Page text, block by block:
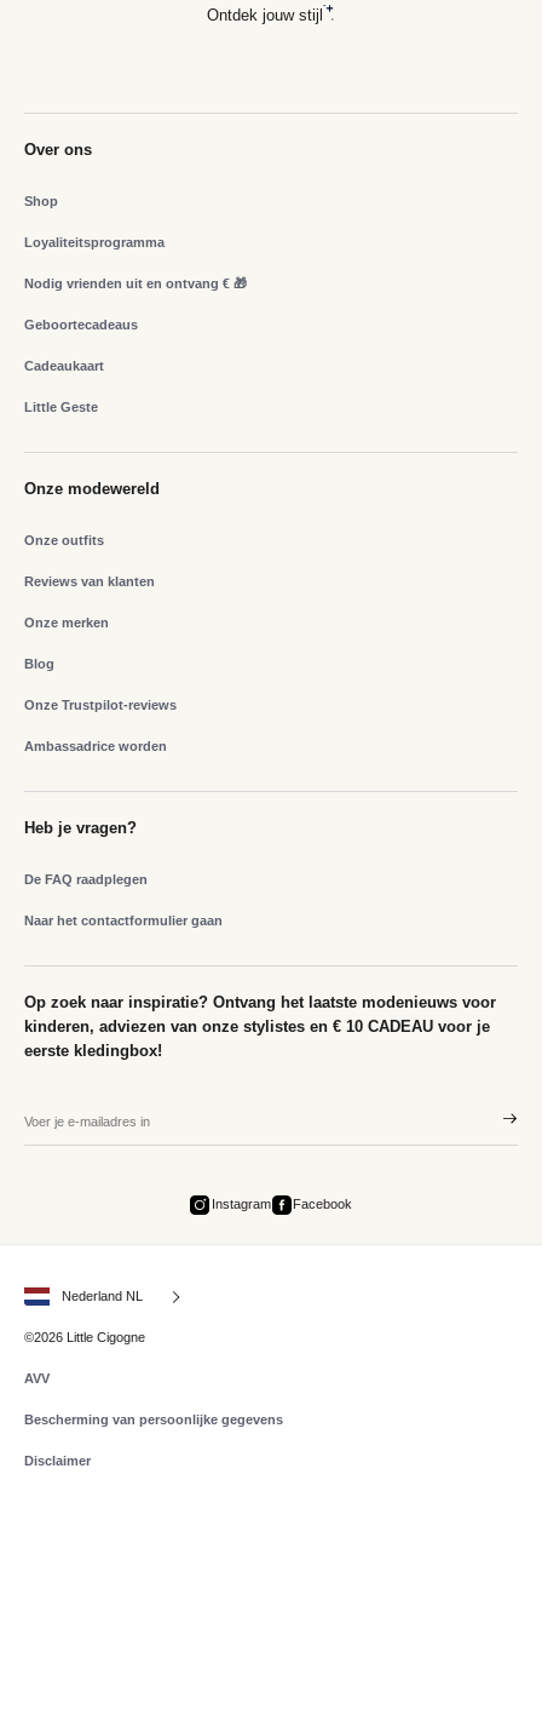
Ontdek jouw stijl
Over ons
Shop
Loyaliteitsprogramma
Nodig vrienden uit en ontvang € 🎁
Geboortecadeaus
Cadeaukaart
Little Geste
Onze modewereld
Onze outfits
Reviews van klanten
Onze merken
Blog
Onze Trustpilot-reviews
Ambassadrice worden
Heb je vragen?
De FAQ raadplegen
Naar het contactformulier gaan
Op zoek naar inspiratie? Ontvang het laatste modenieuws voor
kinderen, adviezen van onze stylistes en € 10 CADEAU voor je
eerste kledingbox!
Instagram Facebook
Nederland NL
©2026 Little Cigogne
AVV
Bescherming van persoonlijke gegevens
Disclaimer